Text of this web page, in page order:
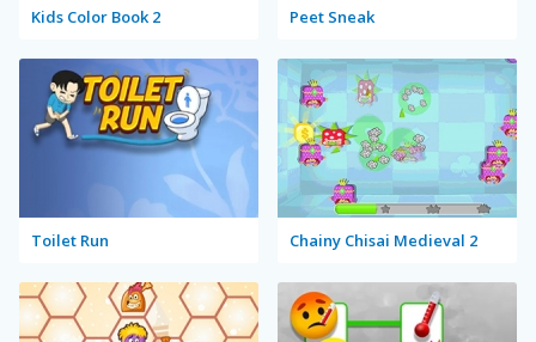
Kids Color Book 2 Peet Sneak
Toilet Run Chainy Chisai Medieval 2